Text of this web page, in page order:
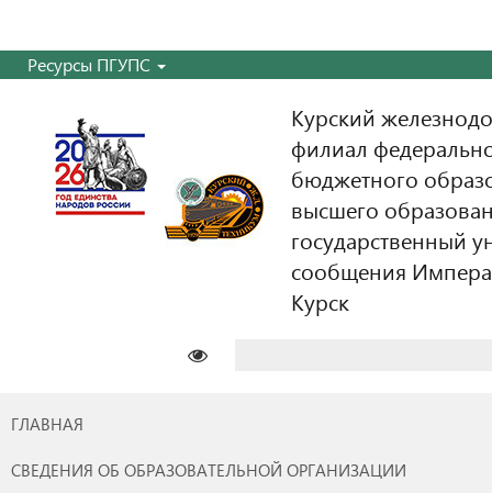
Ресурсы ПГУПС
Курский
филиал
бюджетного
высшего
государственный
сообщения
Курск
ГЛАВНАЯ
СВЕДЕНИЯ ОБ ОБРАЗОВАТЕЛЬНОЙ ОРГАНИЗАЦИИ